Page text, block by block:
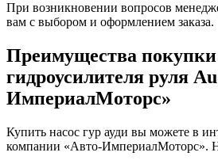
При возникновении вопросов
вам с выбором и оформлением заказа.
Преимущества покупки
гидроусилителя руля
ИмпериалМоторс»
Купить насос гур ауди вы можете в
компании «Авто-ИмпериалМоторс».